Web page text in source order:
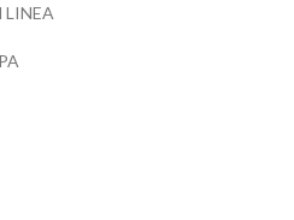
LINEA